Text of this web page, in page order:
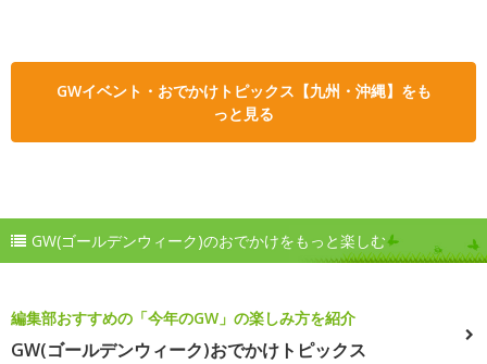
GWイベント・おでかけトピックス【九州・沖縄】をも
っと見る
GW(ゴールデンウィーク)のおでかけをもっと楽しむ
編集部おすすめの「今年のGW」の楽しみ方を紹介
GW(ゴールデンウィーク)おでかけトピックス